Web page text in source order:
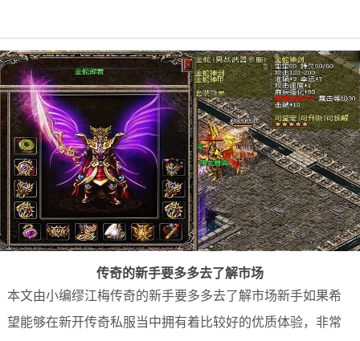
传奇的新手要多多去了解市场
本文由小编缪江梅传奇的新手要多多去了解市场新手如果希
望能够在新开传奇私服当中拥有着比较好的优质体验，非常